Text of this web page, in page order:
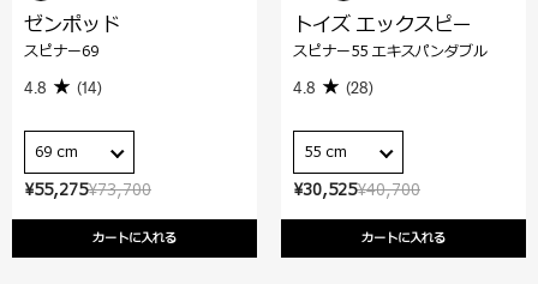
¥73,700
¥55,275
カートに入れる
ゼンポッド
スピナー69
4.8 (14)
69 cm
¥40,700
¥30,525
カートに入れる
トイズ エックスピー
スピナー55 エキスパンダブル
4.8 (28)
55 cm